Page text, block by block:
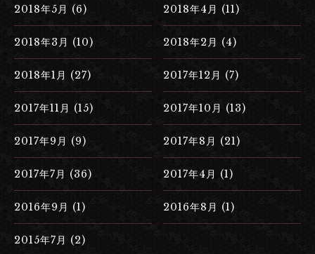
2018年5月 (6) 2018年4月 (11)
2018年3月 (10) 2018年2月 (4)
2018年1月 (27) 2017年12月 (7)
2017年11月 (15) 2017年10月 (13)
2017年9月 (9) 2017年8月 (21)
2017年7月 (36) 2017年4月 (1)
2016年9月 (1) 2016年8月 (1)
2015年7月 (2)